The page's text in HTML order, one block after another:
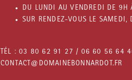
DU LUNDI AU VENDREDI DE
SUR RENDEZ-VOUS LE SAMEDI,
TÉL : 03 80 62 91 27 / 06 60 56 64
CONTACT@DOMAINEBONNARDOT.FR